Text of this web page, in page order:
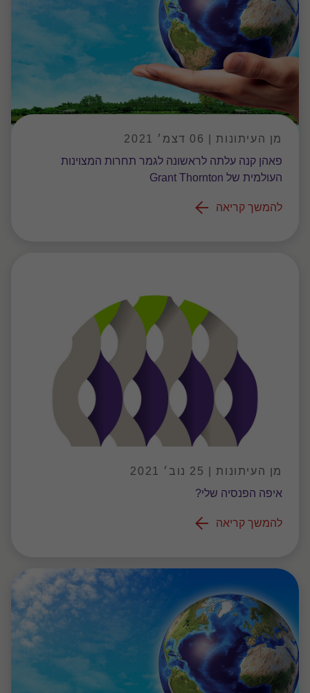
מן העיתונות | 06 דצמ׳ 2021
פאהן קנה עלתה לראשונה לגמר תחרות המצוינות
העולמית של Grant Thornton
להמשך קריאה
מן העיתונות | 25 נוב׳ 2021
איפה הפנסיה שלי?
להמשך קריאה